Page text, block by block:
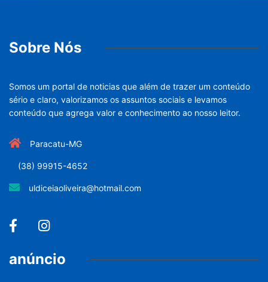
Sobre Nós
Somos um portal de noticias que além de trazer um conteúdo
sério e claro, valorizamos os assuntos sociais e levamos
conteúdo que agrega valor e conhecimento ao nosso leitor.
Paracatu-MG
(38) 99915-4652
uldiceiaoliveira@hotmail.com
anúncio